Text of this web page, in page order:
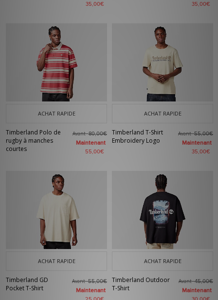
35,00€ 35,00€
ACHAT RAPIDE
Timberland Polo de
rugby à manches
courtes
Avant80,00€
Maintenant
55,00€
ACHAT RAPIDE
Timberland T-Shirt
Embroidery Logo
Avant55,00€
Maintenant
35,00€
ACHAT RAPIDE
Timberland GD
Pocket T-Shirt
Avant55,00€
Maintenant
ACHAT RAPIDE
Timberland Outdoor
T-Shirt
Avant45,00€
Maintenant